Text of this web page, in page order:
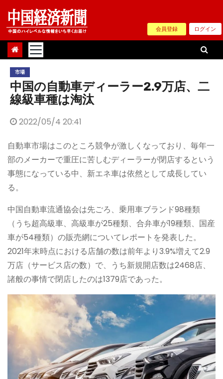
Skip
content
会員登録 ログイン
市場
中国の自動車ディーラー2.9万店、二
線級車種は淘汰
2022/05/4 20:41
自動車市場はこのところ競争が激しくなっており、毎年一
部のメーカーで重圧に苦しむディーラーが閉店するという
事態になっている中、新エネ車は依然として成長してい
る。
中国自動車流通協会は先ごろ、乗用車ブランド98種類
（うち超高級車、高級車が25種類、合弁車が19種類、国産
車が54種類）の販売網についてレポートを発表した。
2021年末時点における店舗の数は前年より3.9%増えて2.9
万店（サービス店の数）で、うち新規開店数は2468店、
諸般の事情で閉店したのは1379店であった。